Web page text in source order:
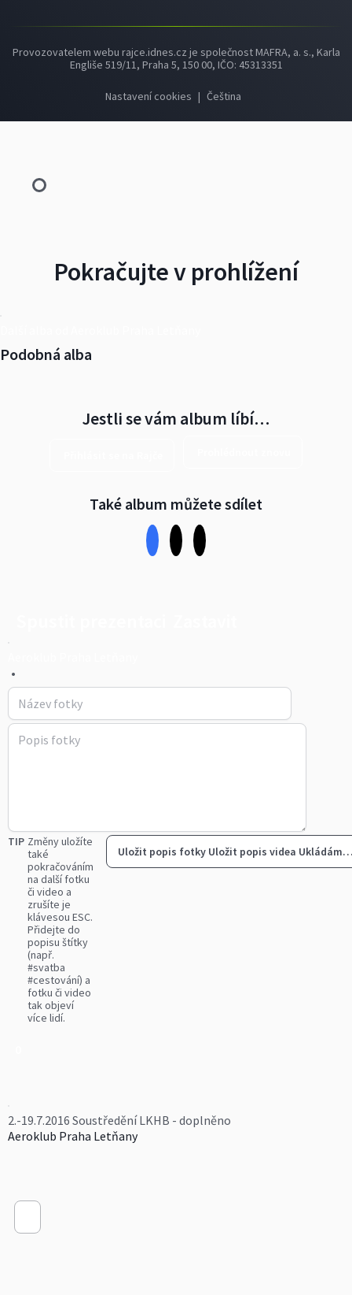
Provozovatelem webu rajce.idnes.cz je společnost MAFRA, a. s., Karla
Engliše 519/11, Praha 5, 150 00, IČO: 45313351
Nastavení cookies | Čeština
Pokračujte v prohlížení
Podobná alba
Jestli se vám album líbí…
Také album můžete sdílet
•
TIP Změny uložíte
také
pokračováním
na další fotku
či video a
zrušíte je
klávesou ESC.
Přidejte do
popisu štítky
(např.
#svatba
#cestování) a
fotku či video
tak objeví
více lidí.
Uložit popis fotky Uložit popis videa
2.-19.7.2016 Soustředění LKHB - doplněno
Aeroklub Praha Letňany